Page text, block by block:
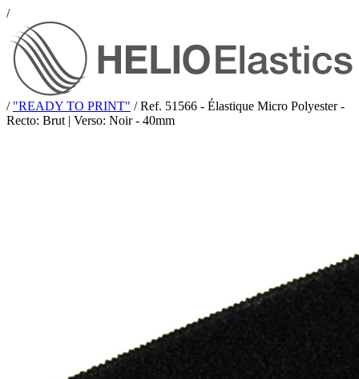
/
/ "READY TO PRINT" / Ref. 51566 - Élastique Micro Polyester -
Recto: Brut | Verso: Noir - 40mm